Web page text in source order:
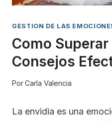
GESTION DE LAS
Como
Consejos
PorCarla Valencia
La envidia es una